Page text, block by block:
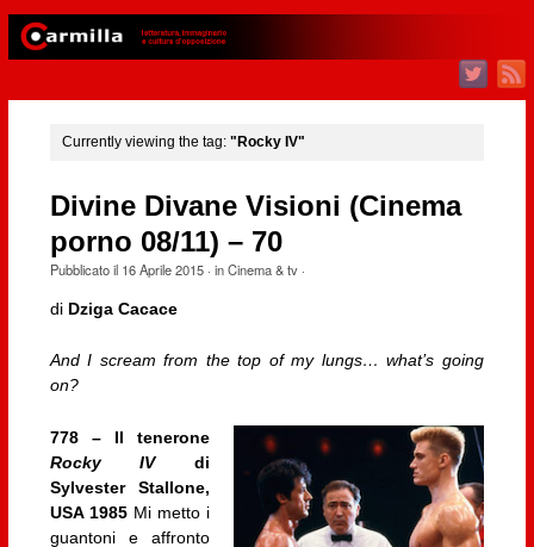
Currently viewing the tag: "Rocky IV"
Divine Divane Visioni (Cinema
porno 08/11) – 70
Pubblicato il 16 Aprile 2015· inCinema & tv·
di Dziga Cacace
And I scream from the top of my lungs… what’s going
on?
778 – Il tenerone
Rocky IVdi
Sylvester Stallone,
USA 1985Mi metto i
guantoni e affronto